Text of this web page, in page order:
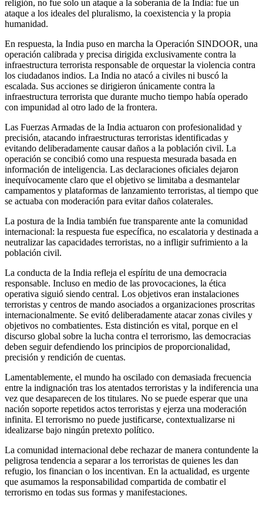
religión, no fue solo un ataque a la soberanía de la India: fue un
ataque a los ideales del pluralismo, la coexistencia y la propia
humanidad.
En respuesta, la India puso en marcha la Operación SINDOOR, una
operación calibrada y precisa dirigida exclusivamente contra la
infraestructura terrorista responsable de orquestar la violencia contra
los ciudadanos indios. La India no atacó a civiles ni buscó la
escalada. Sus acciones se dirigieron únicamente contra la
infraestructura terrorista que durante mucho tiempo había operado
con impunidad al otro lado de la frontera.
Las Fuerzas Armadas de la India actuaron con profesionalidad y
precisión, atacando infraestructuras terroristas identificadas y
evitando deliberadamente causar daños a la población civil. La
operación se concibió como una respuesta mesurada basada en
información de inteligencia. Las declaraciones oficiales dejaron
inequívocamente claro que el objetivo se limitaba a desmantelar
campamentos y plataformas de lanzamiento terroristas, al tiempo que
se actuaba con moderación para evitar daños colaterales.
La postura de la India también fue transparente ante la comunidad
internacional: la respuesta fue específica, no escalatoria y destinada a
neutralizar las capacidades terroristas, no a infligir sufrimiento a la
población civil.
La conducta de la India refleja el espíritu de una democracia
responsable. Incluso en medio de las provocaciones, la ética
operativa siguió siendo central. Los objetivos eran instalaciones
terroristas y centros de mando asociados a organizaciones proscritas
internacionalmente. Se evitó deliberadamente atacar zonas civiles y
objetivos no combatientes. Esta distinción es vital, porque en el
discurso global sobre la lucha contra el terrorismo, las democracias
deben seguir defendiendo los principios de proporcionalidad,
precisión y rendición de cuentas.
Lamentablemente, el mundo ha oscilado con demasiada frecuencia
entre la indignación tras los atentados terroristas y la indiferencia una
vez que desaparecen de los titulares. No se puede esperar que una
nación soporte repetidos actos terroristas y ejerza una moderación
infinita. El terrorismo no puede justificarse, contextualizarse ni
idealizarse bajo ningún pretexto político.
La comunidad internacional debe rechazar de manera contundente la
peligrosa tendencia a separar a los terroristas de quienes les dan
refugio, los financian o los incentivan. En la actualidad, es urgente
que asumamos la responsabilidad compartida de combatir el
terrorismo en todas sus formas y manifestaciones.